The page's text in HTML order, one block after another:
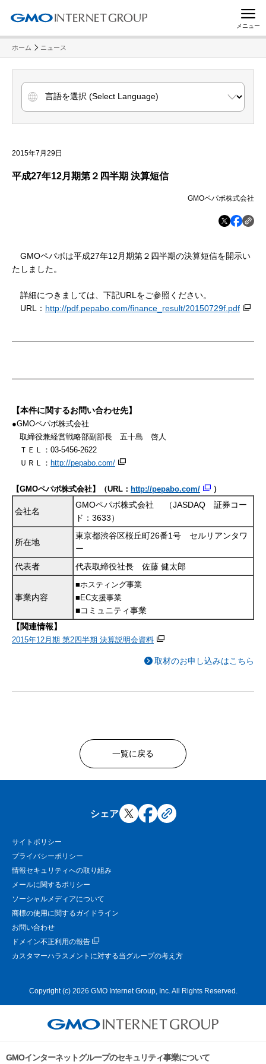
メニュー
ホーム ニュース
2015年7月29日
平成27年12月期第２四半期 決算短信
GMOペパボ株式会社
GMOペパボは平成27年12月期第２四半期の決算短信を開示い
たしました。
詳細につきましては、下記URLをご参照ください。
URL： http://pdf.pepabo.com/finance_result/20150729f.pdf
【本件に関するお問い合わせ先】
●GMOペパボ株式会社
取締役兼経営戦略部副部長 五十島 啓人
ＴＥＬ：03-5456-2622
ＵＲＬ： http://pepabo.com/
【GMOペパボ株式会社】（URL： http://pepabo.com/ ）
会社名
GMOペパボ株式会社 （JASDAQ 証券コー
ド：3633）
所在地
東京都渋谷区桜丘町26番1号 セルリアンタワ
ー
代表者
代表取締役社長 佐藤 健太郎
事業内容
■ホスティング事業
■EC支援事業
■コミュニティ事業
【関連情報】
2015年12月期 第2四半期 決算説明会資料
取材のお申し込みはこちら
一覧に戻る
シェア
サイトポリシー
プライバシーポリシー
情報セキュリティへの取り組み
メールに関するポリシー
ソーシャルメディアについて
商標の使用に関するガイドライン
お問い合わせ
ドメイン不正利用の報告
カスタマーハラスメントに対する当グループの考え方
Copyright (c) 2026 GMO Internet Group, Inc. All Rights Reserved.
GMOインターネットグループのセキュリティ事業について